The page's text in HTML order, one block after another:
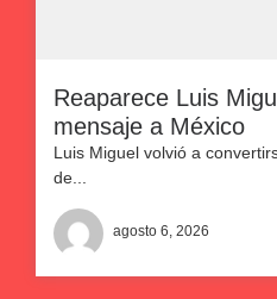
Reaparece Luis
mensaje a México
Luis Miguel volvió a
de...
agosto 6, 2026